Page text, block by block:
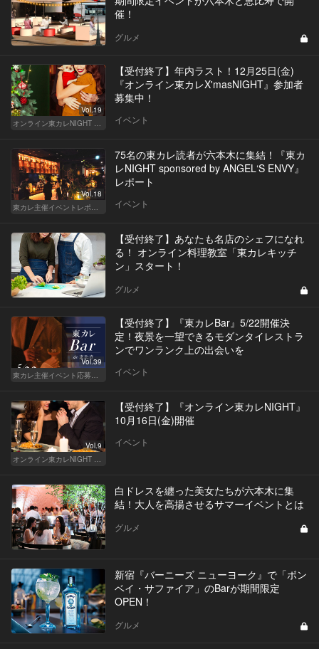
催！
グルメ
Vol.19
オンライン東カレNIGHT イベント募集
【受付終了】年内ラスト！12月25日(金)
『オンライン東カレX'masNIGHT』参加者
募集中！
イベント
Vol.18
東カレ主催イベントレポート
75名の東カレ読者が六本木に集結！『東カ
レNIGHT sponsored by ANGEL‘S ENVY』
レポート
イベント
【受付終了】あなたも名店のシェフになれ
る！ オンライン料理教室「東カレキッチ
ン」スタート！
グルメ
Vol.39
東カレ主催イベント応募詳細記事一覧
【受付終了】『東カレBar』5/22開催決
定！夜景を一望できるモダンタイレストラ
ンでワンランク上の出会いを
イベント
Vol.9
オンライン東カレNIGHT イベント募集
【受付終了】『オンライン東カレNIGHT』
10月16日(金)開催
イベント
白ドレスを纏った美女たちが六本木に集
結！大人を高揚させるサマーイベントとは
グルメ
新宿『バーニーズ ニューヨーク』で「ボン
ベイ・サファイア」のBarが期間限定
OPEN！
グルメ